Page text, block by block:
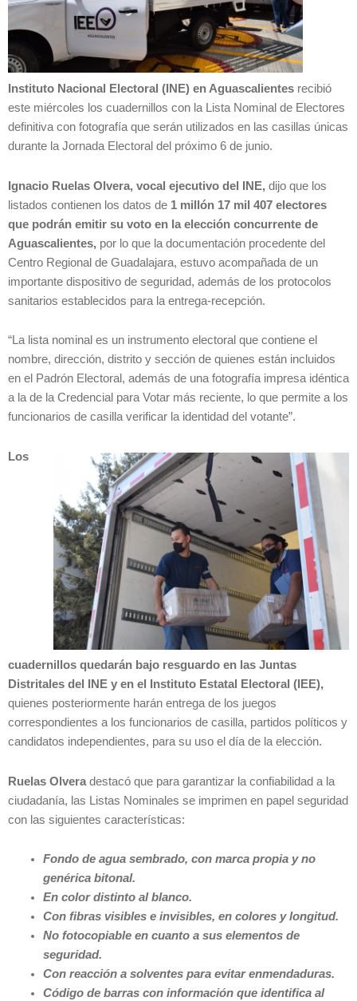
Instituto Nacional Electoral (INE) en Aguascalientes recibió
este miércoles los cuadernillos con la Lista Nominal de Electores
definitiva con fotografía que serán utilizados en las casillas únicas
durante la Jornada Electoral del próximo 6 de junio.
Ignacio Ruelas Olvera, vocal ejecutivo del INE, dijo que los
listados contienen los datos de 1 millón 17 mil 407 electores
que podrán emitir su voto en la elección concurrente de
Aguascalientes, por lo que la documentación procedente del
Centro Regional de Guadalajara, estuvo acompañada de un
importante dispositivo de seguridad, además de los protocolos
sanitarios establecidos para la entrega-recepción.
“La lista nominal es un instrumento electoral que contiene el
nombre, dirección, distrito y sección de quienes están incluidos
en el Padrón Electoral, además de una fotografía impresa idéntica
a la de la Credencial para Votar más reciente, lo que permite a los
funcionarios de casilla verificar la identidad del votante”.
Los
cuadernillos quedarán bajo resguardo en las Juntas
Distritales del INE y en el Instituto Estatal Electoral (IEE),
quienes posteriormente harán entrega de los juegos
correspondientes a los funcionarios de casilla, partidos políticos y
candidatos independientes, para su uso el día de la elección.
Ruelas Olvera destacó que para garantizar la confiabilidad a la
ciudadanía, las Listas Nominales se imprimen en papel seguridad
con las siguientes características:
Fondo de agua sembrado, con marca propia y no
genérica bitonal.
En color distinto al blanco.
Con fibras visibles e invisibles, en colores y longitud.
No fotocopiable en cuanto a sus elementos de
seguridad.
Con reacción a solventes para evitar enmendaduras.
Código de barras con información que identifica al